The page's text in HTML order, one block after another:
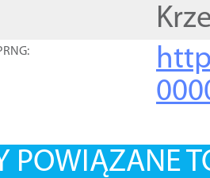
POWIĄZANE